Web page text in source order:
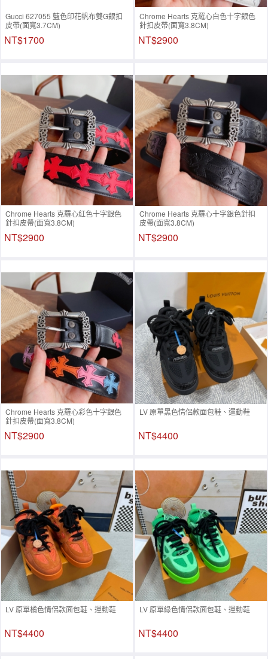
Gucci 627055 藍色印花帆布雙G銀扣
皮帶(面寬3.7CM)
NT$1700
Chrome Hearts 克羅心白色十字銀色
針扣皮帶(面寬3.8CM)
NT$2900
Chrome Hearts 克羅心紅色十字銀色
針扣皮帶(面寬3.8CM)
NT$2900
Chrome Hearts 克羅心十字銀色針扣
皮帶(面寬3.8CM)
NT$2900
Chrome Hearts 克羅心彩色十字銀色
針扣皮帶(面寬3.8CM)
NT$2900
LV 原單黑色情侶款面包鞋、運動鞋
NT$4400
LV 原單橘色情侶款面包鞋、運動鞋
NT$4400
LV 原單綠色情侶款面包鞋、運動鞋
NT$4400